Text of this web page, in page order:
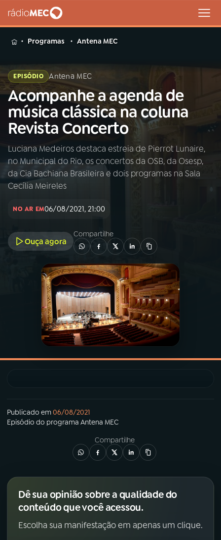
MENU
Buscar
na
Rádio
MEC
Buscar
Início AO VIVO
INÍCIO
02A RÁDIO
03PROGRAMAÇÃO
PROGRAMAS
PODCASTS
VIDEOCASTS
08 PRÊMIO RÁDIO MEC
ACOMPANHE A RÁDIO MEC
Instagram X
Programas Antena MEC
EPISÓDIO Antena MEC
Acompanhe a agenda de
música clássica na coluna
Revista Concerto
Luciana Medeiros destaca estreia de Pierrot Lunaire,
no Municipal do Rio, os concertos da OSB, da Osesp,
da Cia Bachiana Brasileira e dois programas na Sala
Cecília Meireles
NO AR EM06/08/2021, 21:00
Ouça agora
Compartilhe
Publicado em06/08/2021
Episódio do programa Antena MEC
Compartilhe
Dê sua opinião sobre a qualidade do
conteúdo que você acessou.
Escolha sua manifestação em apenas um clique.